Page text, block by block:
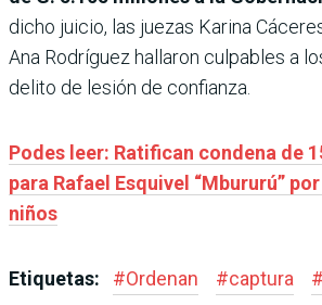
dicho juicio, las juezas Karina
Ana Rodríguez hallaron culpables a
delito de lesión de confianza.
Podes leer: Ratifican condena de
para Rafael Esquivel “Mbururú”
niños
Etiquetas: #Ordenan #captura #